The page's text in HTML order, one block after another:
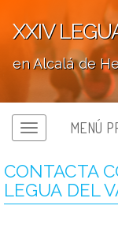
XXIV
en Alcalá de
MENÚ
CONTACTA
LEGUA DEL